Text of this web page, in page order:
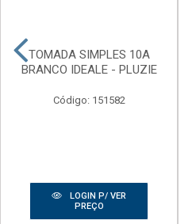
TOMADA SIMPLES 10A
BRANCO IDEALE - PLUZIE
Código: 151582
LOGIN P/ VER
PREÇO